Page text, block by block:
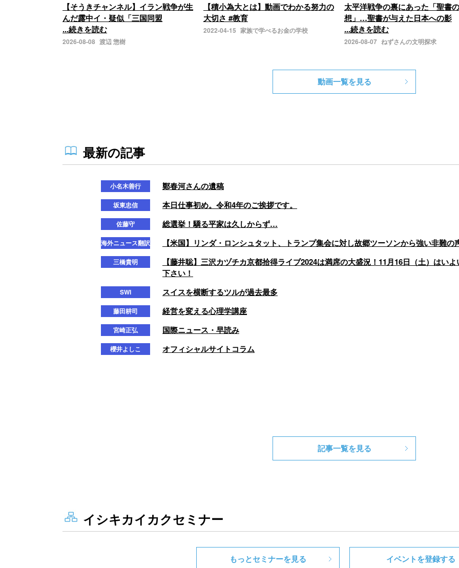
【そうきチャンネル】イラン戦争が生
んだ露中イ・疑似「三国同盟
...続きを読む
2026-08-08 渡辺 惣樹
【積小為大とは】動画でわかる努力の
大切さ #教育
2022-04-15 家族で学べるお金の学校
太平洋戦争の裏にあった「聖書
想」…聖書が与えた日本への影
...続きを読む
2026-08-07 ねずさんの文明探求
動画一覧を見る
最新の記事
記事一覧を見る
イシキカイカクセミナー
もっとセミナーを見る イベントを登録する